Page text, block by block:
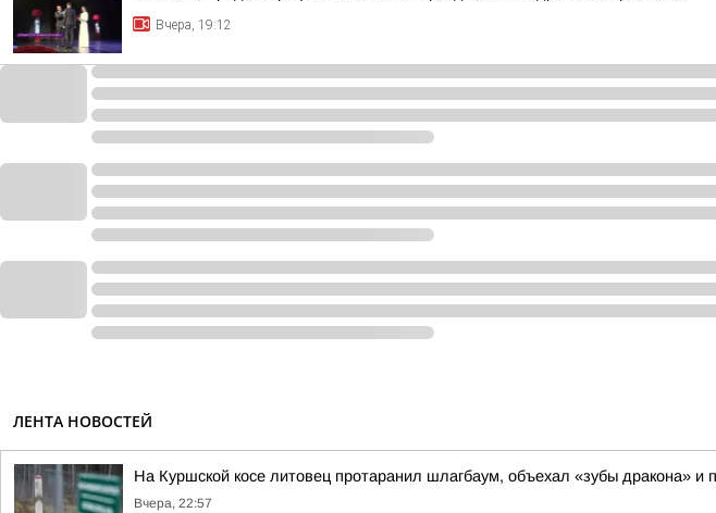
Вчера, 19:12
ЛЕНТА НОВОСТЕЙ
На Куршской косе литовец протаранил шлагбаум, объехал «зубы дракона» и
Вчера, 22:57